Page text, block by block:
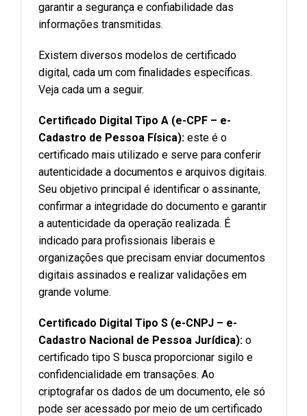
garantir a segurança e confiabilidade das
informações transmitidas.
Existem diversos modelos de certificado
digital, cada um com finalidades específicas.
Veja cada um a seguir.
Certificado Digital Tipo A (e-CPF – e-
Cadastro de Pessoa Física): este é o
certificado mais utilizado e serve para conferir
autenticidade a documentos e arquivos digitais.
Seu objetivo principal é identificar o assinante,
confirmar a integridade do documento e garantir
a autenticidade da operação realizada. É
indicado para profissionais liberais e
organizações que precisam enviar documentos
digitais assinados e realizar validações em
grande volume.
Certificado Digital Tipo S (e-CNPJ – e-
Cadastro Nacional de Pessoa Jurídica): o
certificado tipo S busca proporcionar sigilo e
confidencialidade em transações. Ao
criptografar os dados de um documento, ele só
pode ser acessado por meio de um certificado